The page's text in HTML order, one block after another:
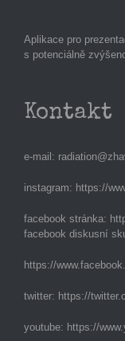
Aplikace pro
s potenciálně
Kontakt
e-mail:
instagram: https://
facebook stránka:
facebook diskusní
https://
twitter: https://
youtube: https://